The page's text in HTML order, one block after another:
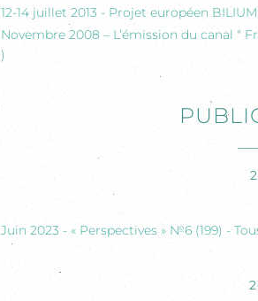
12-14 juillet 2013 - Projet européen BILIUM
Novembre 2008 – L’émission du canal "
)
Juin 2023 - « Perspectives » №6 (199) -